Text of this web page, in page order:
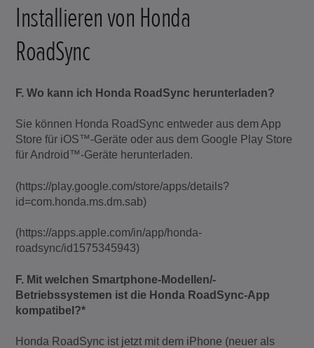
Installieren von Honda
RoadSync
F. Wo kann ich Honda RoadSync herunterladen?
Sie können Honda RoadSync entweder aus dem App
Store für iOS™-Geräte oder aus dem Google Play Store
für Android™-Geräte herunterladen.
(https://play.google.com/store/apps/details?
id=com.honda.ms.dm.sab)
(https://apps.apple.com/in/app/honda-
roadsync/id1575345943)
F. Mit welchen Smartphone-Modellen/-
Betriebssystemen ist die Honda RoadSync-App
kompatibel?*
Honda RoadSync ist jetzt mit dem iPhone (neuer als